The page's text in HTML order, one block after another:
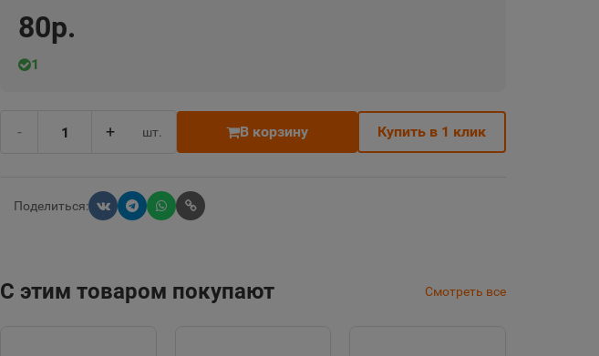
80р.
1
- + шт. В корзину Купить в 1 клик
Поделиться:
С этим товаром покупают Смотреть все